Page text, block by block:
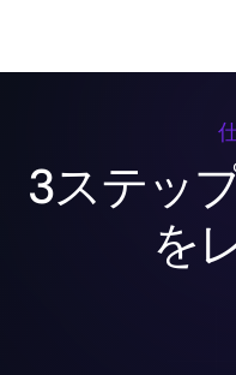
3ステップでIPアドレス
を